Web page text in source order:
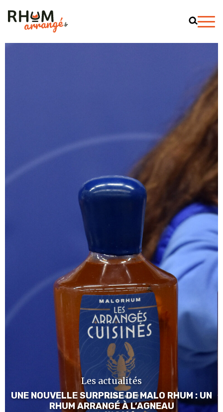
Les actualités
UNE NOUVELLE SURPRISE DE MALO RHUM : UN
RHUM ARRANGÉ À L’AGNEAU